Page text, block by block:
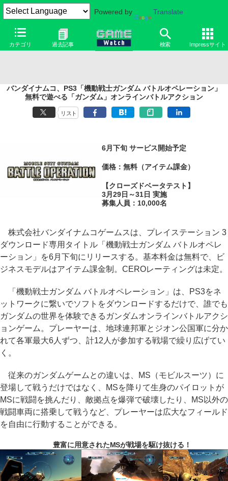
Powered by Translate
カテゴリ 過去記事 検索 Impressサイト
バンダイナムコ、PS3「機動戦士ガンダム バトルオペレーション」
無料で遊べる「ガンダム」オンラインバトルアクション
リスト
6月下旬 サービス開始予定
価格：無料（アイテム課金）
【クローズドベータテスト】
3月29日～31日 実施
募集人員：10,000名
株式会社バンダイナムコゲームスは、プレイステーション 3
ダウンロード専用タイトル「機動戦士ガンダム バトルオペレ
ーション」を6月下旬にリリースする。基本料金は無料で、ビ
ジネスモデルはアイテム課金制。CEROレーティングは未定。
「機動戦士ガンダム バトルオペレーション」は、PS3をネ
ットワークに繋いでソフトをダウンロードするだけで、誰でも
ガンダムの世界を体験できるガンダムオンラインバトルアクシ
ョンゲーム。プレーヤーは、地球連邦軍とジオン公国軍に分か
れて各軍最大6人ずつ、計12人が参加する戦場で繰り広げてい
く。
従来のガンダムゲームとの違いは、MS（モビルスーツ）に
登場して戦うだけではなく、MSを降りて生身のパイロットが
MSに戦闘を挑んだり、敵拠点を爆弾で破壊したり、MS以外の
戦闘車両に搭乗して戦うなど、プレーヤーは広大なフィールド
を自由に行動することができる。
豊富に用意されたMSが戦場を駆け抜ける！